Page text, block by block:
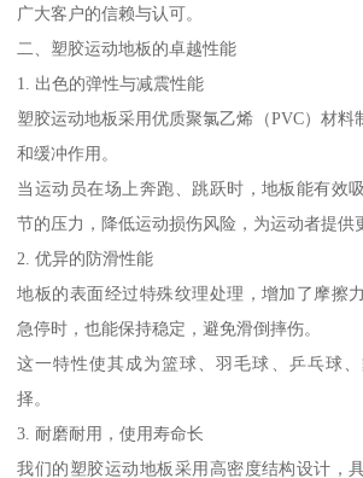
广大客户的信赖与认可。
二、塑胶运动地板的卓越性能
1. 出色的弹性与减震性能
塑胶运动地板采用优质聚氯乙烯（PVC）材料
和缓冲作用。
当运动员在场上奔跑、跳跃时，地板能有效
节的压力，降低运动损伤风险，为运动者提供
2. 优异的防滑性能
地板的表面经过特殊纹理处理，增加了摩擦
急停时，也能保持稳定，避免滑倒摔伤。
这一特性使其成为篮球、羽毛球、乒乓球
择。
3. 耐磨耐用，使用寿命长
我们的塑胶运动地板采用高密度结构设计，